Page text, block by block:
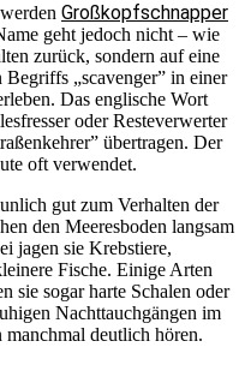
Großkopfschnapper
geht jedoch nicht – wie
zurück, sondern auf eine
Begriffs „scavenger” in einer
Das englische Wort
oder Resteverwerter
übertragen. Der
oft verwendet.
gut zum Verhalten der
den Meeresboden langsam
jagen sie Krebstiere,
Fische. Einige Arten
sie sogar harte Schalen oder
Nachttauchgängen im
manchmal deutlich hören.